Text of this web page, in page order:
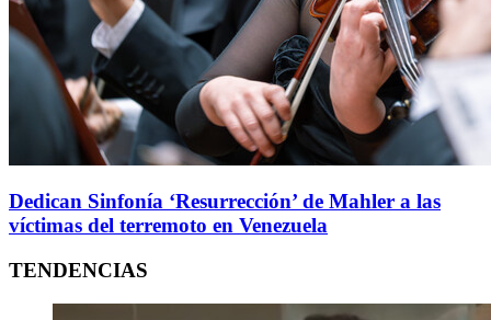
Dedican Sinfonía ‘Resurrección’ de Mahler a las
víctimas del terremoto en Venezuela
TENDENCIAS